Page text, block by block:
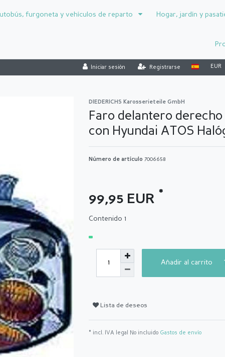
furgoneta y vehículos de reparto Hogar, jardín y
Iniciar sesión Registrarse EUR
DIEDERICHS Karosserieteile GmbH
Faro delantero
con Hyundai ATOS
Número de artículo 7006658
99,95 EUR *
Contenido 1
Añadir al carrito
Lista de deseos
* incl. IVA legal No incluido Gastos de envío